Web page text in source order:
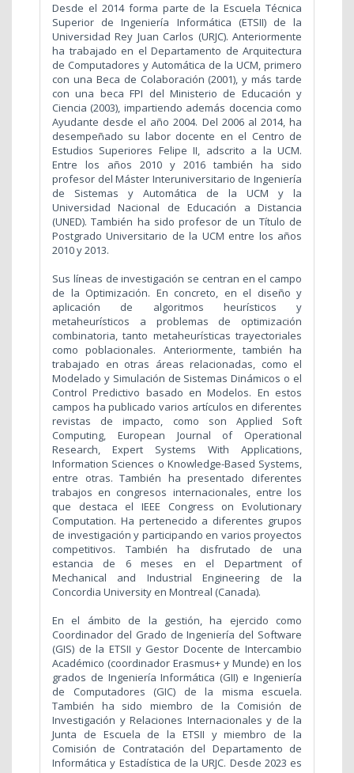
Desde el 2014 forma parte de la Escuela Técnica
Superior de Ingeniería Informática (ETSII) de la
Universidad Rey Juan Carlos (URJC). Anteriormente
ha trabajado en el Departamento de Arquitectura
de Computadores y Automática de la UCM, primero
con una Beca de Colaboración (2001), y más tarde
con una beca FPI del Ministerio de Educación y
Ciencia (2003), impartiendo además docencia como
Ayudante desde el año 2004. Del 2006 al 2014, ha
desempeñado su labor docente en el Centro de
Estudios Superiores Felipe II, adscrito a la UCM.
Entre los años 2010 y 2016 también ha sido
profesor del Máster Interuniversitario de Ingeniería
de Sistemas y Automática de la UCM y la
Universidad Nacional de Educación a Distancia
(UNED). También ha sido profesor de un Título de
Postgrado Universitario de la UCM entre los años
2010 y 2013.
Sus líneas de investigación se centran en el campo
de la Optimización. En concreto, en el diseño y
aplicación de algoritmos heurísticos y
metaheurísticos a problemas de optimización
combinatoria, tanto metaheurísticas trayectoriales
como poblacionales. Anteriormente, también ha
trabajado en otras áreas relacionadas, como el
Modelado y Simulación de Sistemas Dinámicos o el
Control Predictivo basado en Modelos. En estos
campos ha publicado varios artículos en diferentes
revistas de impacto, como son Applied Soft
Computing, European Journal of Operational
Research, Expert Systems With Applications,
Information Sciences o Knowledge-Based Systems,
entre otras. También ha presentado diferentes
trabajos en congresos internacionales, entre los
que destaca el IEEE Congress on Evolutionary
Computation. Ha pertenecido a diferentes grupos
de investigación y participando en varios proyectos
competitivos. También ha disfrutado de una
estancia de 6 meses en el Department of
Mechanical and Industrial Engineering de la
Concordia University en Montreal (Canada).
En el ámbito de la gestión, ha ejercido como
Coordinador del Grado de Ingeniería del Software
(GIS) de la ETSII y Gestor Docente de Intercambio
Académico (coordinador Erasmus+ y Munde) en los
grados de Ingeniería Informática (GII) e Ingeniería
de Computadores (GIC) de la misma escuela.
También ha sido miembro de la Comisión de
Investigación y Relaciones Internacionales y de la
Junta de Escuela de la ETSII y miembro de la
Comisión de Contratación del Departamento de
Informática y Estadística de la URJC. Desde 2023 es